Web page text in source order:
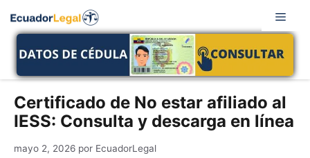
Certificado de No estar afiliado al
IESS: Consulta y descarga en línea
mayo 2, 2026 por EcuadorLegal